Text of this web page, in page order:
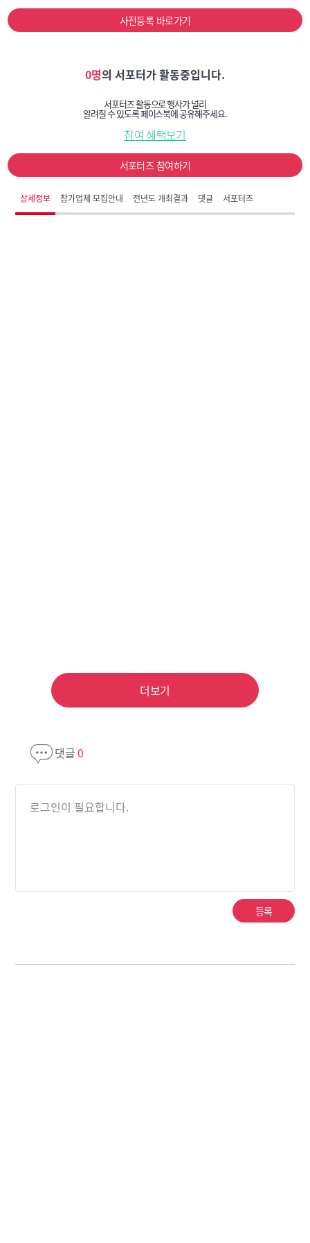
사전등록 바로가기
0명의 서포터가 활동중입니다.
서포터즈 활동으로 행사가 널리
알려질 수 있도록 페이스북에 공유해주세요.
참여 혜택보기
서포터즈 참여하기
상세정보 참가업체 모집안내 전년도 개최결과 댓글 서포터즈
더보기
댓글0
로그인이 필요합니다.
등록